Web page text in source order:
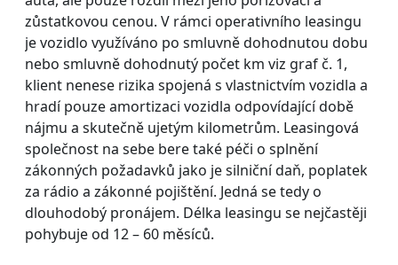
zůstatkovou cenou. V rámci operativního leasingu
je vozidlo využíváno po smluvně dohodnutou dobu
nebo smluvně dohodnutý počet km viz graf č. 1,
klient nenese rizika spojená s vlastnictvím vozidla a
hradí pouze amortizaci vozidla odpovídající době
nájmu a skutečně ujetým kilometrům. Leasingová
společnost na sebe bere také péči o splnění
zákonných požadavků jako je silniční daň, poplatek
za rádio a zákonné pojištění. Jedná se tedy o
dlouhodobý pronájem. Délka leasingu se nejčastěji
pohybuje od 12 – 60 měsíců.